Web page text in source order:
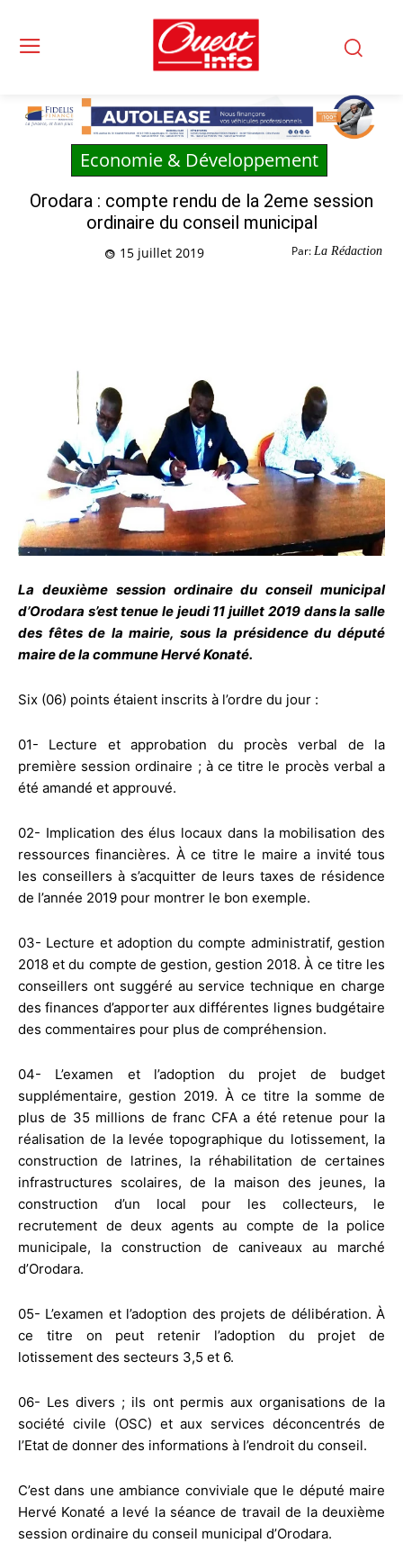
Economie & Développement
Orodara : compte rendu de la 2eme session
ordinaire du conseil municipal
Par: La Rédaction
15 juillet 2019
La deuxième session ordinaire du conseil municipal
d’Orodara s’est tenue le jeudi 11 juillet 2019 dans la salle
des fêtes de la mairie, sous la présidence du député
maire de la commune Hervé Konaté.
Six (06) points étaient inscrits à l’ordre du jour :
01- Lecture et approbation du procès verbal de la
première session ordinaire ; à ce titre le procès verbal a
été amandé et approuvé.
02- Implication des élus locaux dans la mobilisation des
ressources financières. À ce titre le maire a invité tous
les conseillers à s’acquitter de leurs taxes de résidence
de l’année 2019 pour montrer le bon exemple.
03- Lecture et adoption du compte administratif, gestion
2018 et du compte de gestion, gestion 2018. À ce titre les
conseillers ont suggéré au service technique en charge
des finances d’apporter aux différentes lignes budgétaire
des commentaires pour plus de compréhension.
04- L’examen et l’adoption du projet de budget
supplémentaire, gestion 2019. À ce titre la somme de
plus de 35 millions de franc CFA a été retenue pour la
réalisation de la levée topographique du lotissement, la
construction de latrines, la réhabilitation de certaines
infrastructures scolaires, de la maison des jeunes, la
construction d’un local pour les collecteurs, le
recrutement de deux agents au compte de la police
municipale, la construction de caniveaux au marché
d’Orodara.
05- L’examen et l’adoption des projets de délibération. À
ce titre on peut retenir l’adoption du projet de
lotissement des secteurs 3,5 et 6.
06- Les divers ; ils ont permis aux organisations de la
société civile (OSC) et aux services déconcentrés de
l’Etat de donner des informations à l’endroit du conseil.
C’est dans une ambiance conviviale que le député maire
Hervé Konaté a levé la séance de travail de la deuxième
session ordinaire du conseil municipal d’Orodara.